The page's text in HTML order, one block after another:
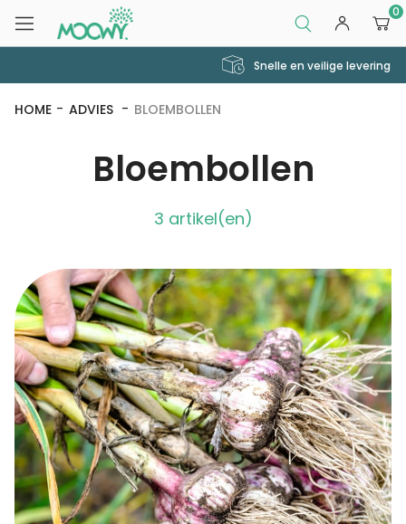
0
Snelle en veilige levering
HOME ADVIES BLOEMBOLLEN
Bloembollen
3 artikel(en)